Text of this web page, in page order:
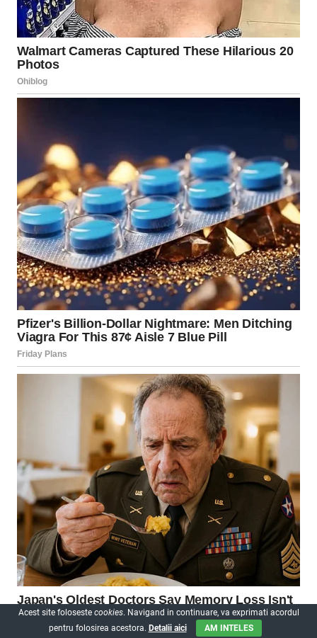
Acest site foloseste cookies. Navigand in continuare, va exprimati acordul
pentru folosirea acestora. Detalii aici AM INTELES